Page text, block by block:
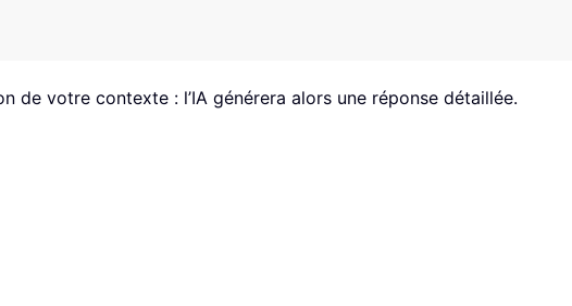
de votre contexte : l’IA générera alors une réponse détaillée.